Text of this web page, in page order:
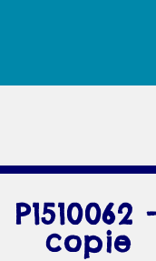
P1510062
copie